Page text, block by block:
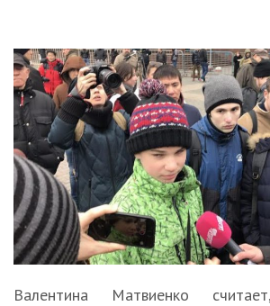
Валентина Матвиенко